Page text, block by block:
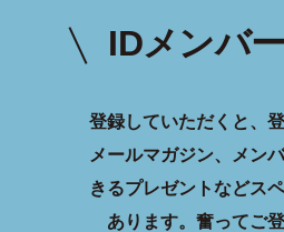
IDメンバ
登録していただくと、
メールマガジン、メン
きるプレゼントなどス
あります。 奮ってご